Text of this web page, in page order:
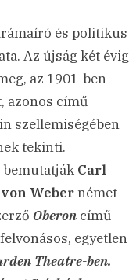
és politikus
Az újság két évig
az 1901-ben
azonos című
szellemiségében
tekinti.
bemutatják Carl
Webernémet
Oberon című
egyetlen
Theatre-ben.